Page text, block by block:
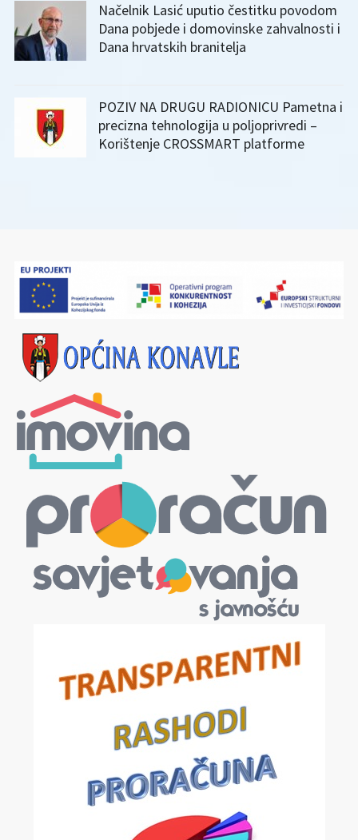
Načelnik Lasić uputio čestitku povodom
Dana pobjede i domovinske zahvalnosti i
Dana hrvatskih branitelja
POZIV NA DRUGU RADIONICU Pametna i
precizna tehnologija u poljoprivredi –
Korištenje CROSSMART platforme